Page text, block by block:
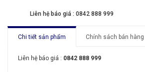
Liên hệ báo giá : 0842 888 999
Chi tiết sản phẩm Chính sách bán hàng
Liên hệ báo giá : 0842 888 999